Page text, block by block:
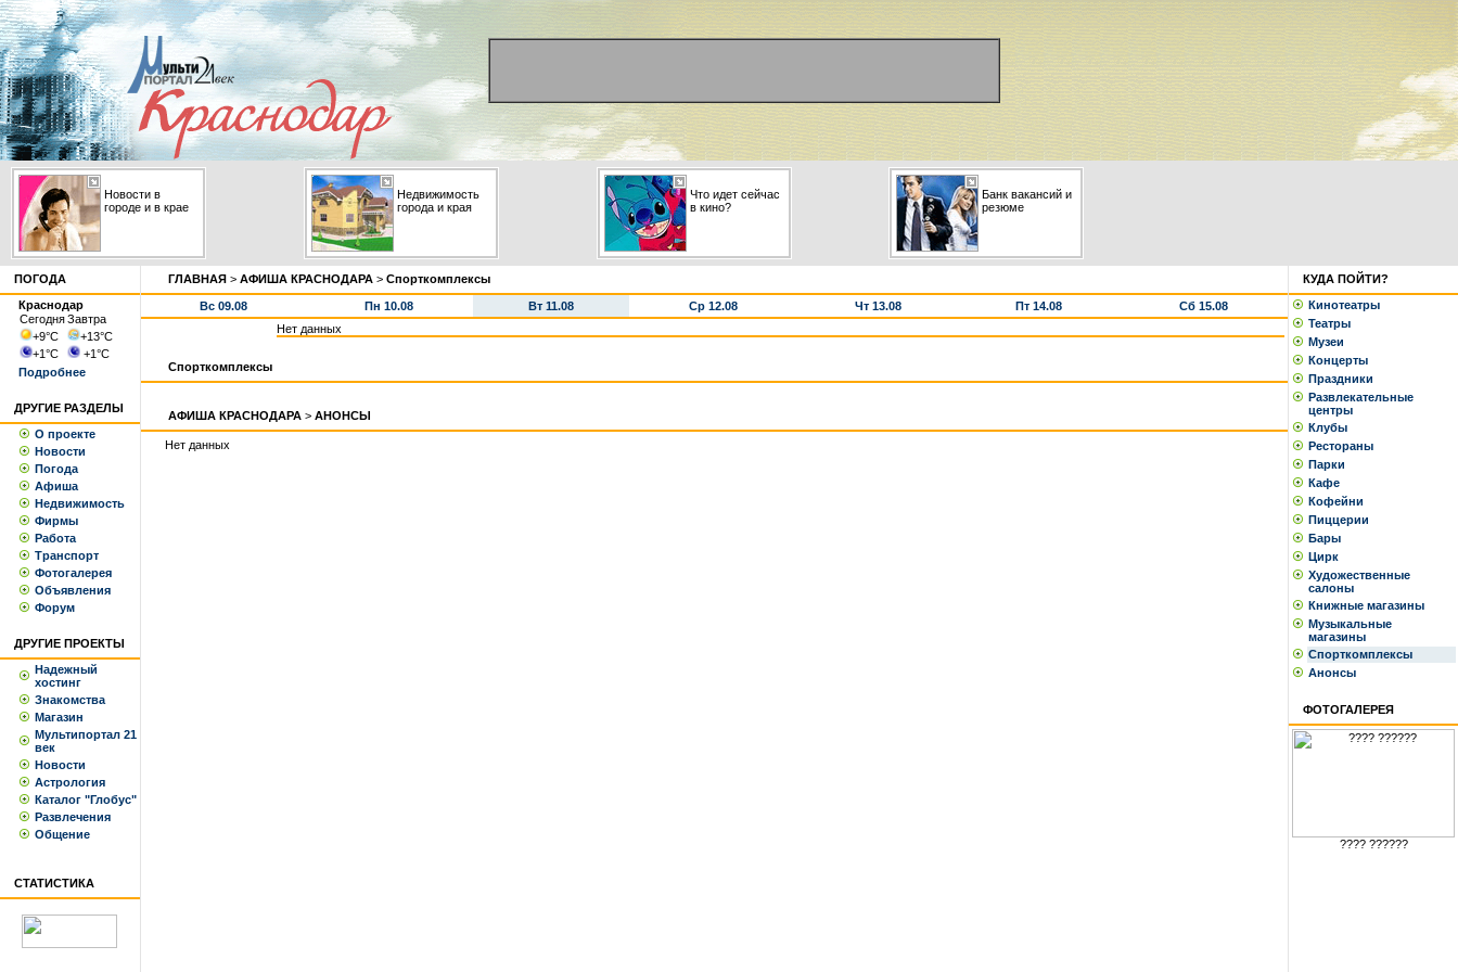
Новости в
городе и в крае
Недвижимость
города и края
Что идет сейчас
в кино?
Банк вакансий и
резюме
ПОГОДА
Краснодар
СегодняЗавтра
+9°С +13°С
+1°С +1°С
Подробнее
ДРУГИЕ РАЗДЕЛЫ
О проекте
Новости
Погода
Афиша
Недвижимость
Фирмы
Работа
Транспорт
Фотогалерея
Объявления
Форум
ДРУГИЕ ПРОЕКТЫ
Надежный
хостинг
Знакомства
Магазин
Мультипортал 21
век
Новости
Астрология
Каталог "Глобус"
Развлечения
Общение
СТАТИСТИКА
ГЛАВНАЯ > АФИША КРАСНОДАРА > Спорткомплексы
Вс 09.08 Пн 10.08 Вт 11.08 Ср 12.08 Чт 13.08 Пт 14.08
Сб 15.08
Нет данных
Спорткомплексы
АФИША КРАСНОДАРА > АНОНСЫ
Нет данных
КУДА ПОЙТИ?
Кинотеатры
Театры
Музеи
Концерты
Праздники
Развлекательные
центры
Клубы
Рестораны
Парки
Кафе
Кофейни
Пиццерии
Бары
Цирк
Художественные
салоны
Книжные магазины
Музыкальные
магазины
Спорткомплексы
Анонсы
ФОТОГАЛЕРЕЯ
???? ??????